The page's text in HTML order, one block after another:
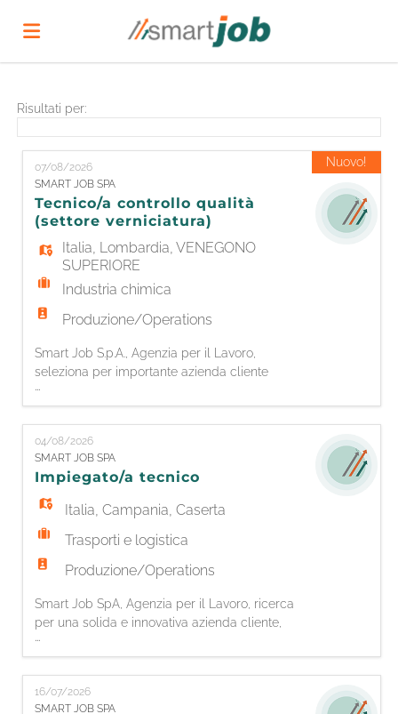
Offerte
di
lavoro
Carica
il
Login
FR
PT
Risultati per:
07/08/2026
SMART JOB SPA
Tecnico/a controllo qualità
(settore verniciatura)
Italia, Lombardia,VENEGONO
SUPERIORE
Industria chimica
Produzione/Operations
Smart Job S.p.A., Agenzia per il Lavoro,
seleziona per importante azienda cliente
specializzata nel settore della verniciatura
industriale un/una: ADDETTO/A ALLA
VERNICIATURA ESPERTO/A - ADDETTO/A AL
CONTROLLO QUALITÀ La risorsa inserita
opererà all'interno del reparto Qualità e
Produzione, garantendo il rispetto degli
standard tecnico-qualitati
Nuovo!
04/08/2026
SMART JOB SPA
Impiegato/a tecnico
Italia,Campania,Caserta
Trasporti e logistica
Produzione/Operations
Smart Job SpA, Agenzia per il Lavoro, ricerca
per una solida e innovativa azienda cliente,
leader nella progettazione e realizzazione di
impianti di stoccaggio per la logistica, un/una
Coordinatore / Coordinatrice del Servizio
Tecnico Principali responsabilità -
16/07/2026
SMART JOB SPA